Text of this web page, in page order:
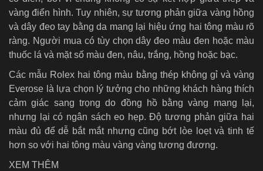
vàng điển hình. Tuy nhiên, sự tương phản giữa vàng hồng
và dây đeo tay bằng da mang lại hiệu ứng hai tông màu rõ
ràng. Người mua có tùy chọn dây đeo màu đen hoặc màu
thuốc lá và mặt số màu đen, nâu, trắng, hồng hoặc bạc.
Các mẫu Rolex hai tông màu bằng thép không gỉ và vàng
Everose là lựa chọn lý tưởng cho những khách hàng thích
cảm giác sang trọng do đồng hồ bằng vàng mang lại,
nhưng lại có ngân sách eo hẹp. Độ tương phản giữa hai
màu đủ để dễ bắt mắt nhưng cũng bớt lòe loẹt và tinh tế
hơn so với hai tông màu vàng vàng tương đương.
XEM THÊM